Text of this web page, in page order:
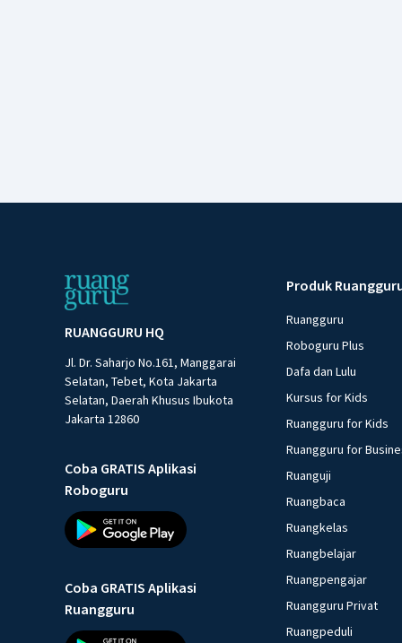
RUANGGURU HQ
Jl. Dr. Saharjo No.161, Manggarai
Selatan, Tebet, Kota Jakarta
Selatan, Daerah Khusus Ibukota
Jakarta 12860
Coba GRATIS Aplikasi
Roboguru
Coba GRATIS Aplikasi
Ruangguru
Produk
Ruangguru
Roboguru Plus
Dafa dan Lulu
Kursus for Kids
Ruangguru for Kids
Ruangguru for
Ruanguji
Ruangbaca
Ruangkelas
Ruangbelajar
Ruangpengajar
Ruangguru Privat
Ruangpeduli